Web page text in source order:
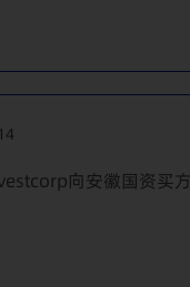
其收购一家污水处理公
其参与大连某大型海水
向安徽国资买